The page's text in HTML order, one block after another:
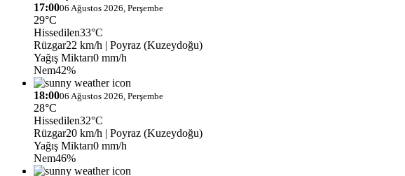
17:0006 Ağustos 2026, Perşembe
29°C
Hissedilen33°C
Rüzgar22 km/h | Poyraz (Kuzeydoğu)
Yağış Miktarı0 mm/h
Nem42%
18:0006 Ağustos 2026, Perşembe
28°C
Hissedilen32°C
Rüzgar20 km/h | Poyraz (Kuzeydoğu)
Yağış Miktarı0 mm/h
Nem46%